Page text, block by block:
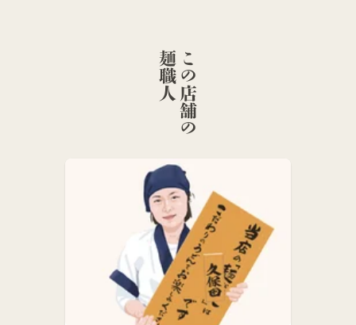
こ
の
店
舗
の
麺
職
人